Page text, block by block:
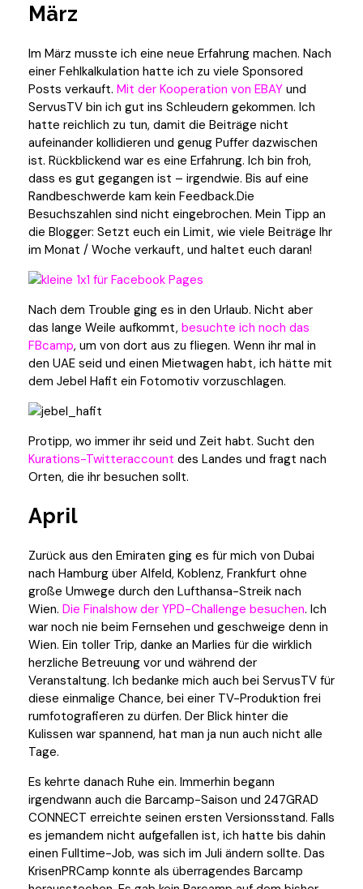
März
Im März musste ich eine neue Erfahrung machen. Nach
einer Fehlkalkulation hatte ich zu viele Sponsored
Posts verkauft. Mit der Kooperation von EBAY und
ServusTV bin ich gut ins Schleudern gekommen. Ich
hatte reichlich zu tun, damit die Beiträge nicht
aufeinander kollidieren und genug Puffer dazwischen
ist. Rückblickend war es eine Erfahrung. Ich bin froh,
dass es gut gegangen ist – irgendwie. Bis auf eine
Randbeschwerde kam kein Feedback.Die
Besuchszahlen sind nicht eingebrochen. Mein Tipp an
die Blogger: Setzt euch ein Limit, wie viele Beiträge Ihr
im Monat / Woche verkauft, und haltet euch daran!
Nach dem Trouble ging es in den Urlaub. Nicht aber
das lange Weile aufkommt, besuchte ich noch das
FBcamp, um von dort aus zu fliegen. Wenn ihr mal in
den UAE seid und einen Mietwagen habt, ich hätte mit
dem Jebel Hafit ein Fotomotiv vorzuschlagen.
Protipp, wo immer ihr seid und Zeit habt. Sucht den
Kurations-Twitteraccount des Landes und fragt nach
Orten, die ihr besuchen sollt.
April
Zurück aus den Emiraten ging es für mich von Dubai
nach Hamburg über Alfeld, Koblenz, Frankfurt ohne
große Umwege durch den Lufthansa-Streik nach
Wien. Die Finalshow der YPD-Challenge besuchen. Ich
war noch nie beim Fernsehen und geschweige denn in
Wien. Ein toller Trip, danke an Marlies für die wirklich
herzliche Betreuung vor und während der
Veranstaltung. Ich bedanke mich auch bei ServusTV für
diese einmalige Chance, bei einer TV-Produktion frei
rumfotografieren zu dürfen. Der Blick hinter die
Kulissen war spannend, hat man ja nun auch nicht alle
Tage.
Es kehrte danach Ruhe ein. Immerhin begann
irgendwann auch die Barcamp-Saison und 247GRAD
CONNECT erreichte seinen ersten Versionsstand. Falls
es jemandem nicht aufgefallen ist, ich hatte bis dahin
einen Fulltime-Job, was sich im Juli ändern sollte. Das
KrisenPRCamp konnte als überragendes Barcamp